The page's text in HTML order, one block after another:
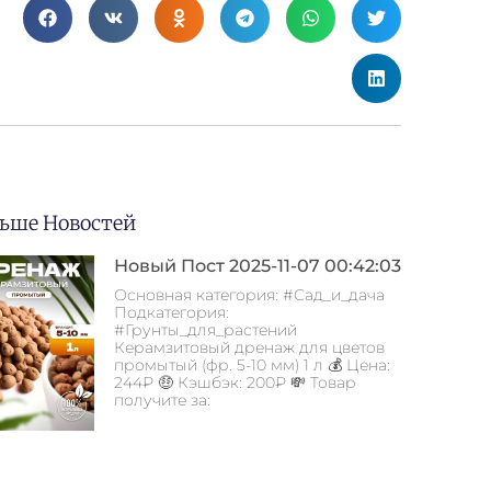
Новостей
Новый Пост 2025-11-07 00:42:03
Основная категория: #Сад_и_дача
Подкатегория:
#Грунты_для_растений
Керамзитовый дренаж для цветов
промытый (фр. 5-10 мм) 1 л 💰 Цена:
244₽ 🤑 Кэшбэк: 200₽ 💸 Товар
получите за: